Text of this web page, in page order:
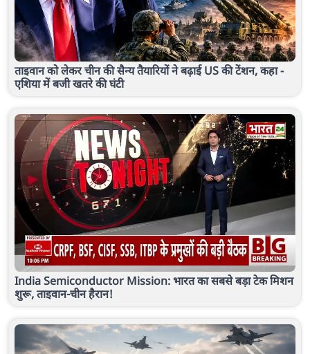
ताइवान को लेकर चीन की सैन्य तैयारियों ने बढ़ाई US की टेंशन, कहा -
एशिया में बजी खतरे की घंटी
India Semiconductor Mission: भारत का सबसे बड़ा टेक मिशन
शुरू, ताइवान-चीन हैरान!